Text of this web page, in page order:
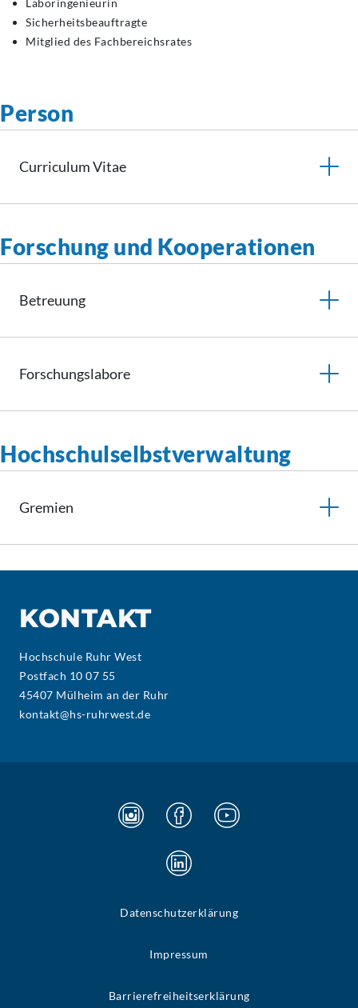
Sicherheitsbeauftragte
Mitglied des Fachbereichsrates
Person
CurriculumVitae
Forschung und Kooperationen
Betreuung
Forschungslabore
Hochschulselbstverwaltung
Gremien
KONTAKT
Hochschule Ruhr West
Postfach 10 07 55
45407 Mülheim an der Ruhr
kontakt@hs-ruhrwest.de
Datenschutzerklärung
Impressum
Barrierefreiheitserklärung